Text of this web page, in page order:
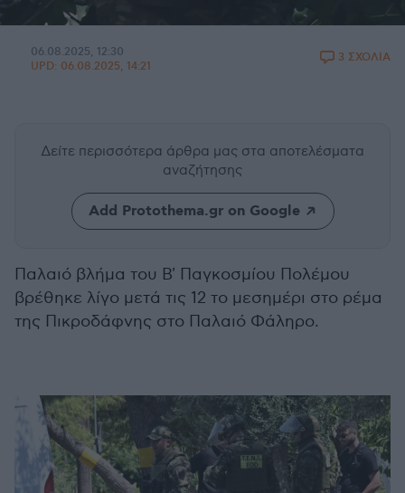
06.08.2025, 12:30
UPD: 06.08.2025, 14:21
3 ΣΧΟΛΙΑ
Δείτε περισσότερα άρθρα μας στα αποτελέσματα
αναζήτησης
Add Protothema.gr on Google
Παλαιό βλήμα του Β' Παγκοσμίου Πολέμου
βρέθηκε λίγο μετά τις 12 το μεσημέρι στο ρέμα
της Πικροδάφνης στο Παλαιό Φάληρο.